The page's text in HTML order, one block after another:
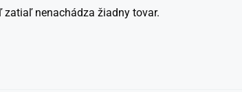
nenachádza žiadny tovar.